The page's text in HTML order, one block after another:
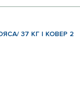
37 КГ | КОВЕР 2